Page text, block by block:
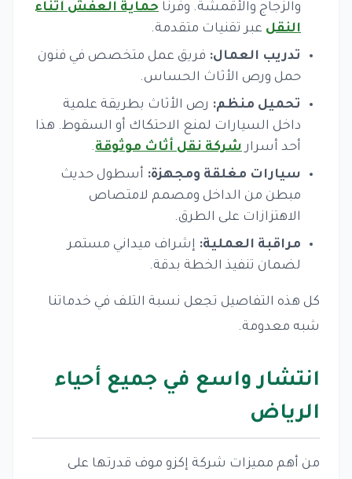
والزجاج والأقمشة. وفرنا حماية العفش أثناء
النقل عبر تقنيات متقدمة.
تدريب العمال: فريق عمل متخصص في فنون
حمل ورص الأثاث الحساس.
تحميل منظم: رص الأثاث بطريقة علمية
داخل السيارات لمنع الاحتكاك أو السقوط. هذا
أحد أسرارشركة نقل أثاث موثوقة.
سيارات مغلقة ومجهزة: أسطول حديث
مبطن من الداخل ومصمم لامتصاص
الاهتزازات على الطرق.
مراقبة العملية: إشراف ميداني مستمر
لضمان تنفيذ الخطة بدقة.
كل هذه التفاصيل تجعل نسبة التلف في خدماتنا
شبه معدومة.
انتشار واسع في جميع أحياء
الرياض
من أهم مميزات شركة إكزو موف قدرتها على